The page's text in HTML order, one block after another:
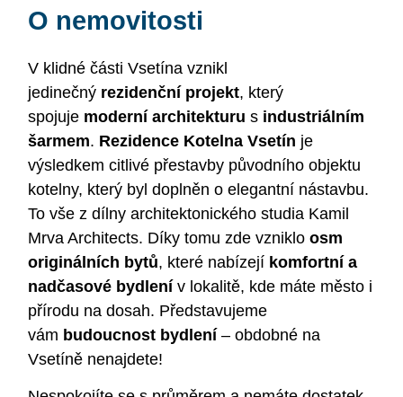
O nemovitosti
V klidné části Vsetína vznikl
jedinečný rezidenční projekt, který
spojuje moderní architekturus industriálním
šarmem. Rezidence Kotelna Vsetín je
výsledkem citlivé přestavby původního objektu
kotelny, který byl doplněn o elegantní nástavbu.
To vše z dílny architektonického studia Kamil
Mrva Architects. Díky tomu zde vznikloosm
originálních bytů, které nabízejí komfortní a
nadčasové bydlenív lokalitě, kde máte město i
přírodu na dosah. Představujeme
vám budoucnost bydlení– obdobné na
Vsetíně nenajdete!